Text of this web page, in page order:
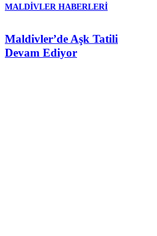
MALDIVLER HABERLERI
Maldivler’de Aşk Tatili
Devam Ediyor